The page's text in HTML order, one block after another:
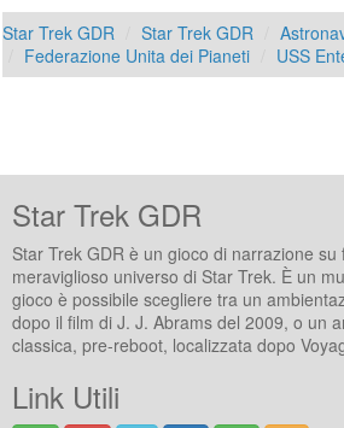
Star Trek GDR Star Trek GDR
Federazione Unita dei Pianeti
USS
Star Trek GDR
Star Trek GDR è un gioco di narrazione
meraviglioso universo di Star Trek. È un
gioco è possibile scegliere tra un
dopo il film di J. J. Abrams del 2009, o un
classica, pre-reboot, localizzata dopo
Link Utili